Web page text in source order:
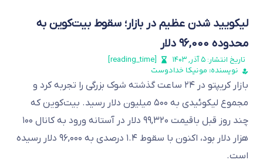
لیکویید شدن عظیم در بازار؛ سقوط بیت‌کوین به
محدوده ۹۶,۰۰۰ دلار
تاریخ انتشار: ۵ آذر, ۱۴۰۳
نویسنده: مونیکا خدادوست
بازار کریپتو در ۲۴ ساعت گذشته شوک بزرگی را تجربه کرد و
مجموع لیکوئیدی به ۵۰۰ میلیون دلار رسید. بیت‌کوین که
چند روز قبل باقیمت ۹۹,۳۲۰ دلار در آستانه ورود به کانال ۱۰۰
هزار دلار بود، اکنون با سقوط ۱.۴ درصدی به ۹۶,۰۰۰ دلار رسیده
است.